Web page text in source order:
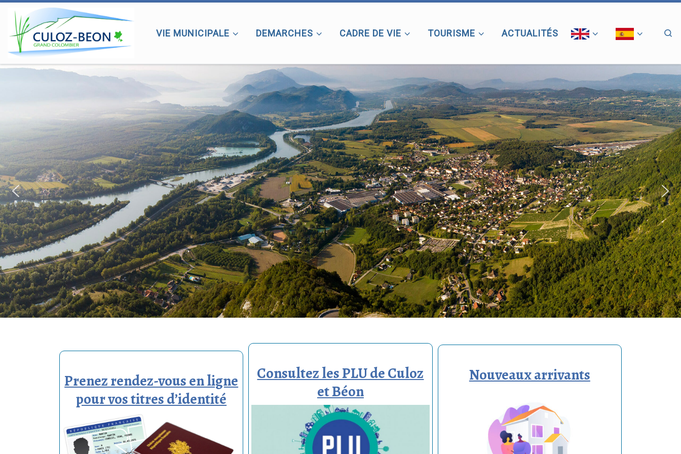
Passer au contenu
VIE MUNICIPALE DEMARCHES CADRE DE VIE TOURISME ACTUALITÉS
Prenez rendez-vous en ligne
pour vos titres d’identité
Consultez les PLU de Culoz
et Béon
Nouveaux arrivants